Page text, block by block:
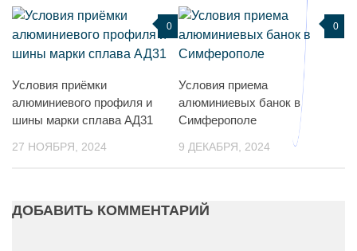
0
Условия приёмки
алюминиевого профиля и
шины марки сплава АД31
27 НОЯБРЯ, 2024
0
Условия приема
алюминиевых банок в
Симферополе
9 ДЕКАБРЯ, 2024
ДОБАВИТЬ КОММЕНТАРИЙ